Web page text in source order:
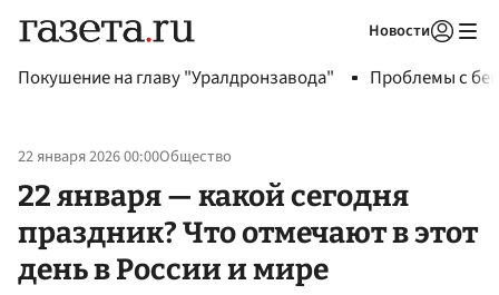
Новости
Покушение на главу "Уралдронзавода" Проблемы с
22 января 2026 00:00Общество
22 января — какой сегодня
праздник? Что отмечают в этот
день в России и мире